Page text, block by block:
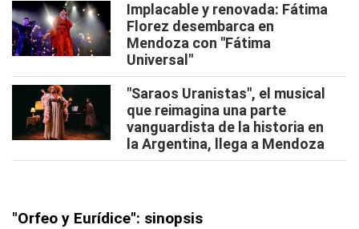
Implacable y renovada: Fátima
Florez desembarca en
Mendoza con "Fátima
Universal"
"Saraos Uranistas", el musical
que reimagina una parte
vanguardista de la historia en
la Argentina, llega a Mendoza
"Orfeo y Eurídice": sinopsis